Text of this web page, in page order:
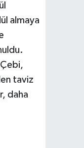
almaya
taviz
daha